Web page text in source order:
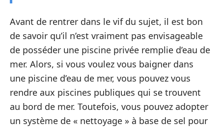
Avant de rentrer dans le vif du sujet, il est bon
de savoir qu’il n’est vraiment pas envisageable
de posséder une piscine privée remplie d’eau de
mer. Alors, si vous voulez vous baigner dans
une piscine d’eau de mer, vous pouvez vous
rendre aux piscines publiques qui se trouvent
au bord de mer. Toutefois, vous pouvez adopter
un système de « nettoyage » à base de sel pour